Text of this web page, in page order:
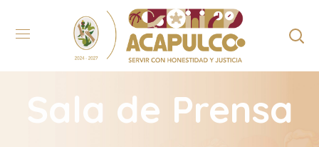
Sala de Prensa